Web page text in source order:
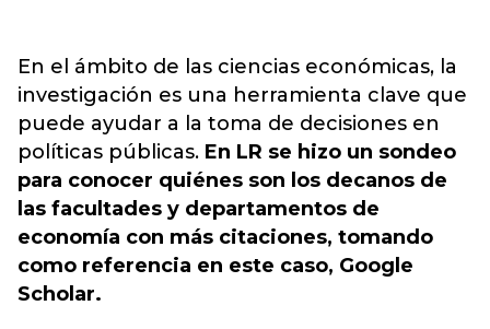
En el ámbito de las ciencias económicas, la
investigación es una herramienta clave que
puede ayudar a la toma de decisiones en
políticas públicas. En LR se hizo un sondeo
para conocer quiénes son los decanos de
las facultades y departamentos de
economía con más citaciones, tomando
como referencia en este caso, Google
Scholar.